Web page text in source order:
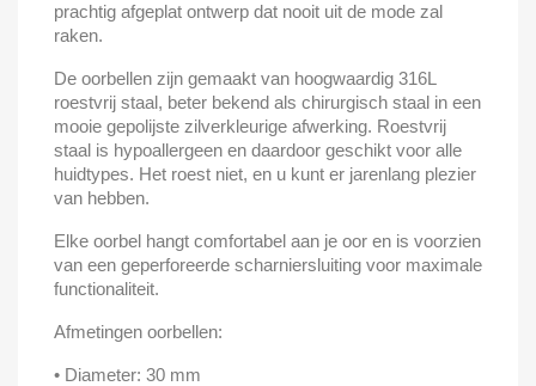
prachtig afgeplat ontwerp dat nooit uit de mode zal
raken.
De oorbellen zijn gemaakt van hoogwaardig 316L
roestvrij staal, beter bekend als chirurgisch staal in een
mooie gepolijste zilverkleurige afwerking. Roestvrij
staal is hypoallergeen en daardoor geschikt voor alle
huidtypes. Het roest niet, en u kunt er jarenlang plezier
van hebben.
Elke oorbel hangt comfortabel aan je oor en is voorzien
van een geperforeerde scharniersluiting voor maximale
functionaliteit.
Afmetingen oorbellen:
• Diameter: 30 mm